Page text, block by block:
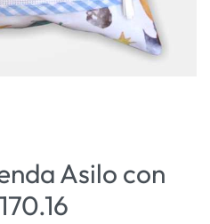
Asilo con